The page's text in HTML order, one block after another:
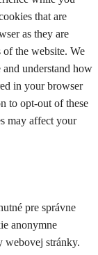
that are
as they are
the website. We
understand how
in your browser
to opt-out of these
may affect your
pre správne
anonymne
webovej stránky.